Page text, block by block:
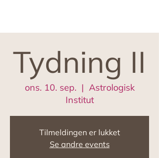
Tydning II
ons. 10. sep.
  |
Astrologisk
Institut
Tilmeldingen er lukket
Se andre events